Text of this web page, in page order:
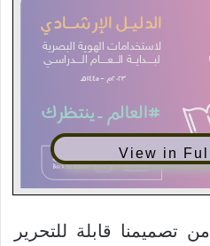
View in
تصميمنا قابلة للتحرير